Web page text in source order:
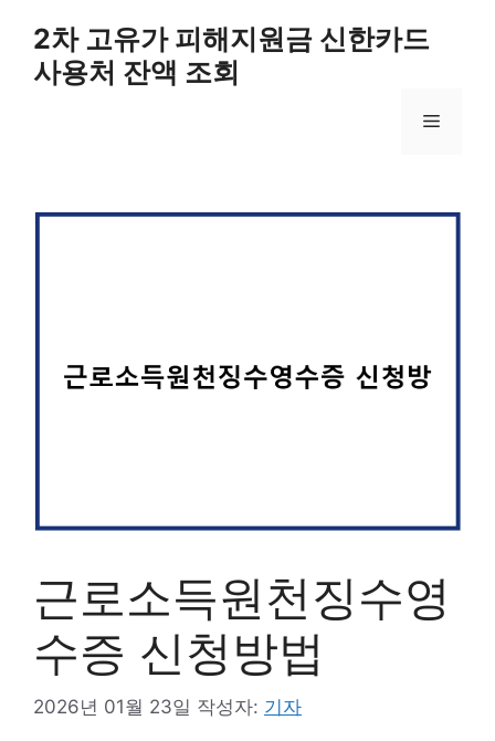
2차 고유가 피해지원금 신한카드
사용처 잔액 조회
메
근로소득원천징수영
수증 신청방법
2026년 01월 23일 작성자: 기자